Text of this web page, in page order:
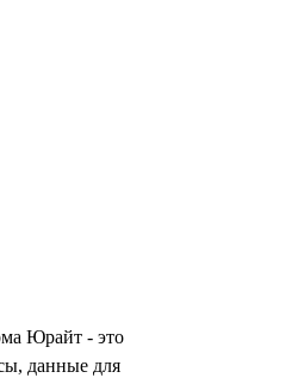
Юрайт - это
данные для